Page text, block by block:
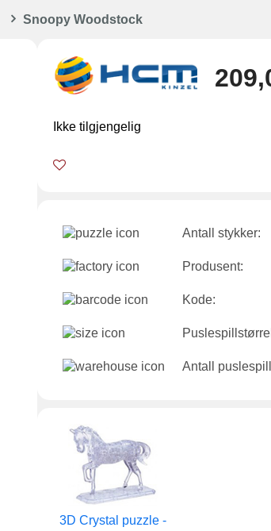
Snoopy Woodstock
Ikke tilgjengelig
Antall stykker:
Produsent:
Kode:
Antall
3D Crystal puzzle -